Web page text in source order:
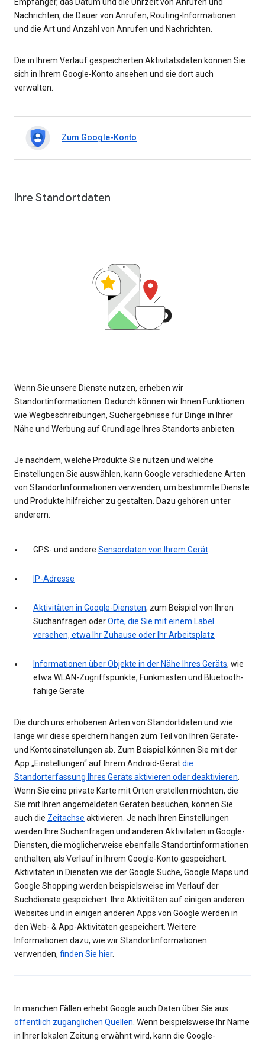
Empfänger, das Datum und die Uhrzeit von Anrufen und
Nachrichten, die Dauer von Anrufen, Routing-Informationen
und die Art und Anzahl von Anrufen und Nachrichten.
Die in Ihrem Verlauf gespeicherten Aktivitätsdaten können Sie
sich in Ihrem Google-Konto ansehen und sie dort auch
verwalten.
Zum Google-Konto
Ihre Standortdaten
Wenn Sie unsere Dienste nutzen, erheben wir
Standortinformationen. Dadurch können wir Ihnen Funktionen
wie Wegbeschreibungen, Suchergebnisse für Dinge in Ihrer
Nähe und Werbung auf Grundlage Ihres Standorts anbieten.
Je nachdem, welche Produkte Sie nutzen und welche
Einstellungen Sie auswählen, kann Google verschiedene Arten
von Standortinformationen verwenden, um bestimmte Dienste
und Produkte hilfreicher zu gestalten. Dazu gehören unter
anderem:
GPS- und andere Sensordaten von Ihrem Gerät
IP-Adresse
Aktivitäten in Google-Diensten, zum Beispiel von Ihren
Suchanfragen oderOrte, die Sie mit einem Label
versehen, etwa Ihr Zuhause oder Ihr Arbeitsplatz
Informationen über Objekte in der Nähe Ihres Geräts, wie
etwa WLAN-Zugriffspunkte, Funkmasten und Bluetooth-
fähige Geräte
Die durch uns erhobenen Arten von Standortdaten und wie
lange wir diese speichern hängen zum Teil von Ihren Geräte-
und Kontoeinstellungen ab. Zum Beispiel können Sie mit der
App „Einstellungen“ auf Ihrem Android-Gerätdie
Standorterfassung Ihres Geräts aktivieren oder deaktivieren
Wenn Sie eine private Karte mit Orten erstellen möchten, die
Sie mit Ihren angemeldeten Geräten besuchen, können Sie
auch die Zeitachse aktivieren. Je nach Ihren Einstellungen
werden Ihre Suchanfragen und anderen Aktivitäten in Google-
Diensten, die möglicherweise ebenfalls Standortinformationen
enthalten, als Verlauf in Ihrem Google-Konto gespeichert.
Aktivitäten in Diensten wie der Google Suche, Google Maps und
Google Shopping werden beispielsweise im Verlauf der
Suchdienste gespeichert. Ihre Aktivitäten auf einigen anderen
Websites und in einigen anderen Apps von Google werden in
den Web- & App-Aktivitäten gespeichert. Weitere
Informationen dazu, wie wir Standortinformationen
verwenden, finden Sie hier.
In manchen Fällen erhebt Google auch Daten über Sie aus
öffentlich zugänglichen Quellen . Wenn beispielsweise Ihr Name
in Ihrer lokalen Zeitung erwähnt wird, kann die Google-